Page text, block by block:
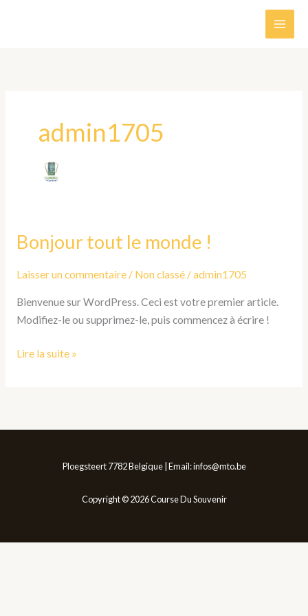
admin1705
Bonjour tout le monde !
Laisser un commentaire / Non classé/admin1705
Bienvenue sur WordPress. Ceci est votre premier article.
Modifiez-le ou supprimez-le, puis commencez à écrire !
Bonjour
le
Lire la suite »
Ploegsteert 7782 Belgique | Email: infos@mto.be
Copyright © 2026 Course Du Souvenir